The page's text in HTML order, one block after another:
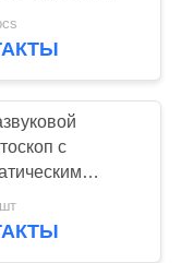
35
стальное
2
с
Dacpac
Expansion